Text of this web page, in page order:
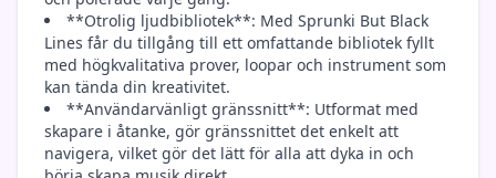
**Otrolig ljudbibliotek**: Med Sprunki But Black
Lines får du tillgång till ett omfattande bibliotek fyllt
med högkvalitativa prover, loopar och instrument som
kan tända din kreativitet.
**Användarvänligt gränssnitt**: Utformat med
skapare i åtanke, gör gränssnittet det enkelt att
navigera, vilket gör det lätt för alla att dyka in och